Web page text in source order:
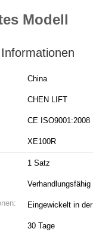
Modell
China
CHEN LIFT
XE100R
1 Satz
Verhandlungsfähig
Eingewickelt in
30 Tage